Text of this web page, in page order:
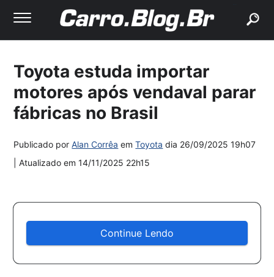
Toyota estuda importar
motores após vendaval parar
fábricas no Brasil
Publicado porAlan Corrêa emToyota dia 26/09/2025 19h07
| Atualizado em14/11/2025 22h15
Continue Lendo